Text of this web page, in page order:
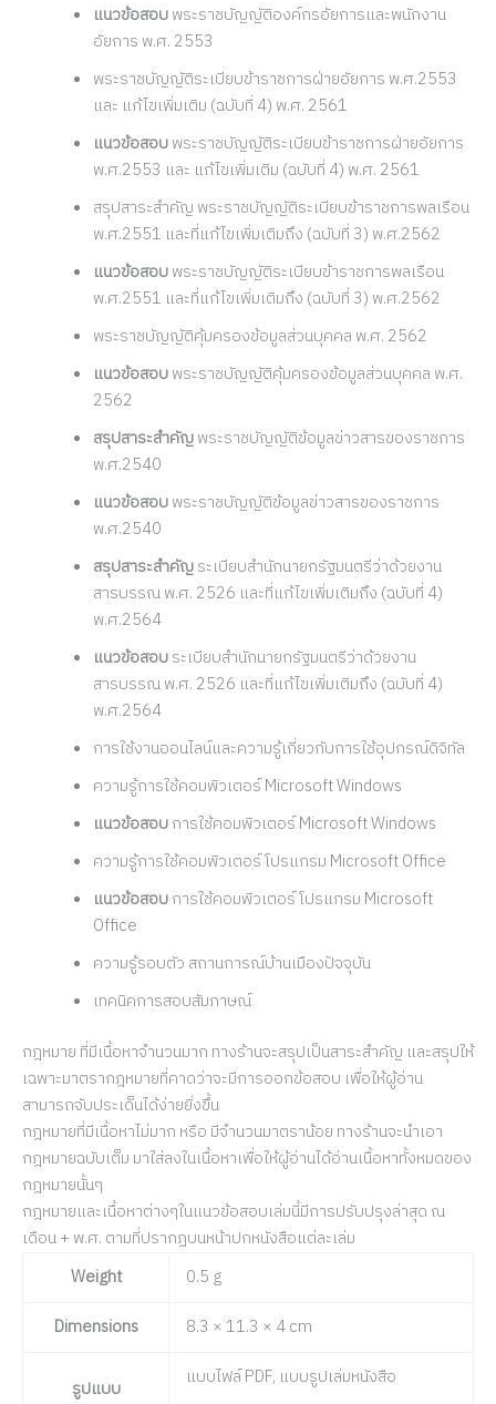
แนวข้อสอบพระราชบัญญัติองค์กรอัยการและพนักงาน
อัยการ พ.ศ. 2553
พระราชบัญญัติระเบียบข้าราชการฝ่ายอัยการ พ.ศ.2553
และ แก้ไขเพิ่มเติม (ฉบับที่ 4) พ.ศ. 2561
แนวข้อสอบพระราชบัญญัติระเบียบข้าราชการฝ่ายอัยการ
พ.ศ.2553 และ แก้ไขเพิ่มเติม (ฉบับที่ 4) พ.ศ. 2561
สรุปสาระสำคัญ พระราชบัญญัติระเบียบข้าราชการพลเรือน
พ.ศ.2551 และที่แก้ไขเพิ่มเติมถึง (ฉบับที่ 3) พ.ศ.2562
แนวข้อสอบพระราชบัญญัติระเบียบข้าราชการพลเรือน
พ.ศ.2551 และที่แก้ไขเพิ่มเติมถึง (ฉบับที่ 3) พ.ศ.2562
พระราชบัญญัติคุ้มครองข้อมูลส่วนบุคคล พ.ศ. 2562
แนวข้อสอบพระราชบัญญัติคุ้มครองข้อมูลส่วนบุคคล พ.ศ.
2562
สรุปสาระสำคัญพระราชบัญญัติข้อมูลข่าวสารของราชการ
พ.ศ.2540
แนวข้อสอบพระราชบัญญัติข้อมูลข่าวสารของราชการ
พ.ศ.2540
สรุปสาระสำคัญระเบียบสำนักนายกรัฐมนตรีว่าด้วยงาน
สารบรรณ พ.ศ. 2526 และที่แก้ไขเพิ่มเติมถึง (ฉบับที่ 4)
พ.ศ.2564
แนวข้อสอบระเบียบสำนักนายกรัฐมนตรีว่าด้วยงาน
สารบรรณ พ.ศ. 2526 และที่แก้ไขเพิ่มเติมถึง (ฉบับที่ 4)
พ.ศ.2564
การใช้งานออนไลน์และความรู้เกี่ยวกับการใช้อุปกรณ์ดิจิทัล
ความรู้การใช้คอมพิวเตอร์ Microsoft Windows
แนวข้อสอบการใช้คอมพิวเตอร์ Microsoft Windows
ความรู้การใช้คอมพิวเตอร์ โปรแกรม Microsoft Office
แนวข้อสอบการใช้คอมพิวเตอร์ โปรแกรม Microsoft
Office
ความรู้รอบตัว สถานการณ์บ้านเมืองปัจจุบัน
เทคนิคการสอบสัมภาษณ์
กฎหมาย ที่มีเนื้อหาจำนวนมาก ทางร้านจะสรุปเป็นสาระสำคัญ และสรุปให้
เฉพาะมาตรากฎหมายที่คาดว่าจะมีการออกข้อสอบ เพื่อให้ผู้อ่าน
สามารถจับประเด็นได้ง่ายยิ่งขึ้น
กฎหมายที่มีเนื้อหาไม่มาก หรือ มีจำนวนมาตราน้อย ทางร้านจะนำเอา
กฎหมายฉบับเต็ม มาใส่ลงในเนื้อหาเพื่อให้ผู้อ่านได้อ่านเนื้อหาทั้งหมดของ
กฎหมายนั้นๆ
กฎหมายและเนื้อหาต่างๆในแนวข้อสอบเล่มนี้มีการปรับปรุงล่าสุด ณ
เดือน + พ.ศ. ตามที่ปรากฏบนหน้าปกหนังสือแต่ละเล่ม
Weight
0.5 g
Dimensions
8.3 × 11.3 × 4 cm
รูปแบบ แบบไฟล์ PDF, แบบรูปเล่มหนังสือ